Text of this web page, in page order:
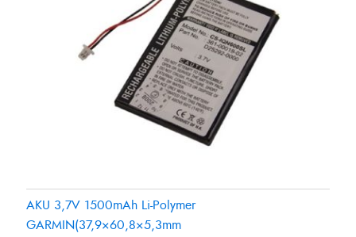
AKU 3,7V 1500mAh Li-Polymer
GARMIN(37,9×60,8×5,3mm